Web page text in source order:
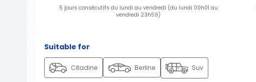
5 jours consécutifs du lundi au vendredi (du lundi 00h01 au
vendredi 23h59)
Suitable for
Citadine Berline Suv